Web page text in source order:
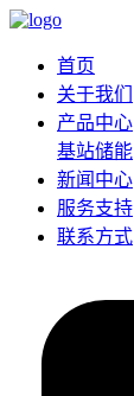
首页
关于我们
产品中心
基站储能
新闻中心
服务支持
联系方式